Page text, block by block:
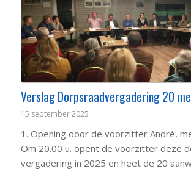
Verslag Dorpsraadvergadering 20
15 september 2025
1. Opening door de voorzitter André,
Om 20.00 u. opent de voorzitter deze
vergadering in 2025 en heet de 20